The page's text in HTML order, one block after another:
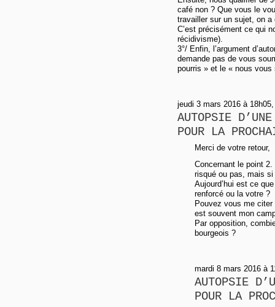
café non ? Que vous le
travailler sur un sujet, on
C’est précisément ce qui
récidivisme).
3°/ Enfin, l’argument
demande pas de vous
pourris » et le « nous
jeudi 3 mars 2016 à
AUTOPSIE
POUR LA
Merci de votre retour,
Concernant le point
risqué ou pas, mais
Aujourd’hui est ce
renforcé ou la votre ?
Pouvez vous me
est souvent mon
Par opposition,
bourgeois ?
mardi 8 mars 2016 à
AUTOPSIE
POUR LA